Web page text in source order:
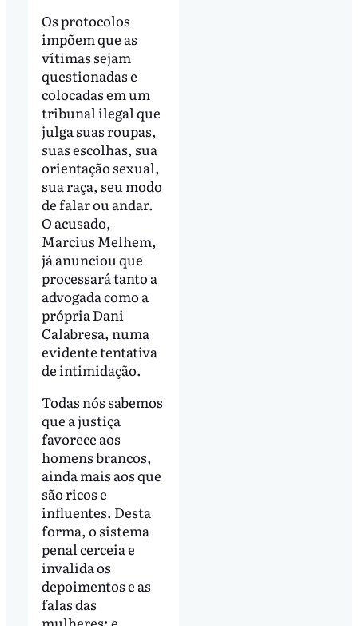
Os protocolos
impõem que as
vítimas sejam
questionadas e
colocadas em um
tribunal ilegal que
julga suas roupas,
suas escolhas, sua
orientação sexual,
sua raça, seu modo
de falar ou andar.
O acusado,
Marcius Melhem,
já anunciou que
processará tanto a
advogada como a
própria Dani
Calabresa, numa
evidente tentativa
de intimidação.
Todas nós sabemos
que a justiça
favorece aos
homens brancos,
ainda mais aos que
são ricos e
influentes. Desta
forma, o sistema
penal cerceia e
invalida os
depoimentos e as
falas das